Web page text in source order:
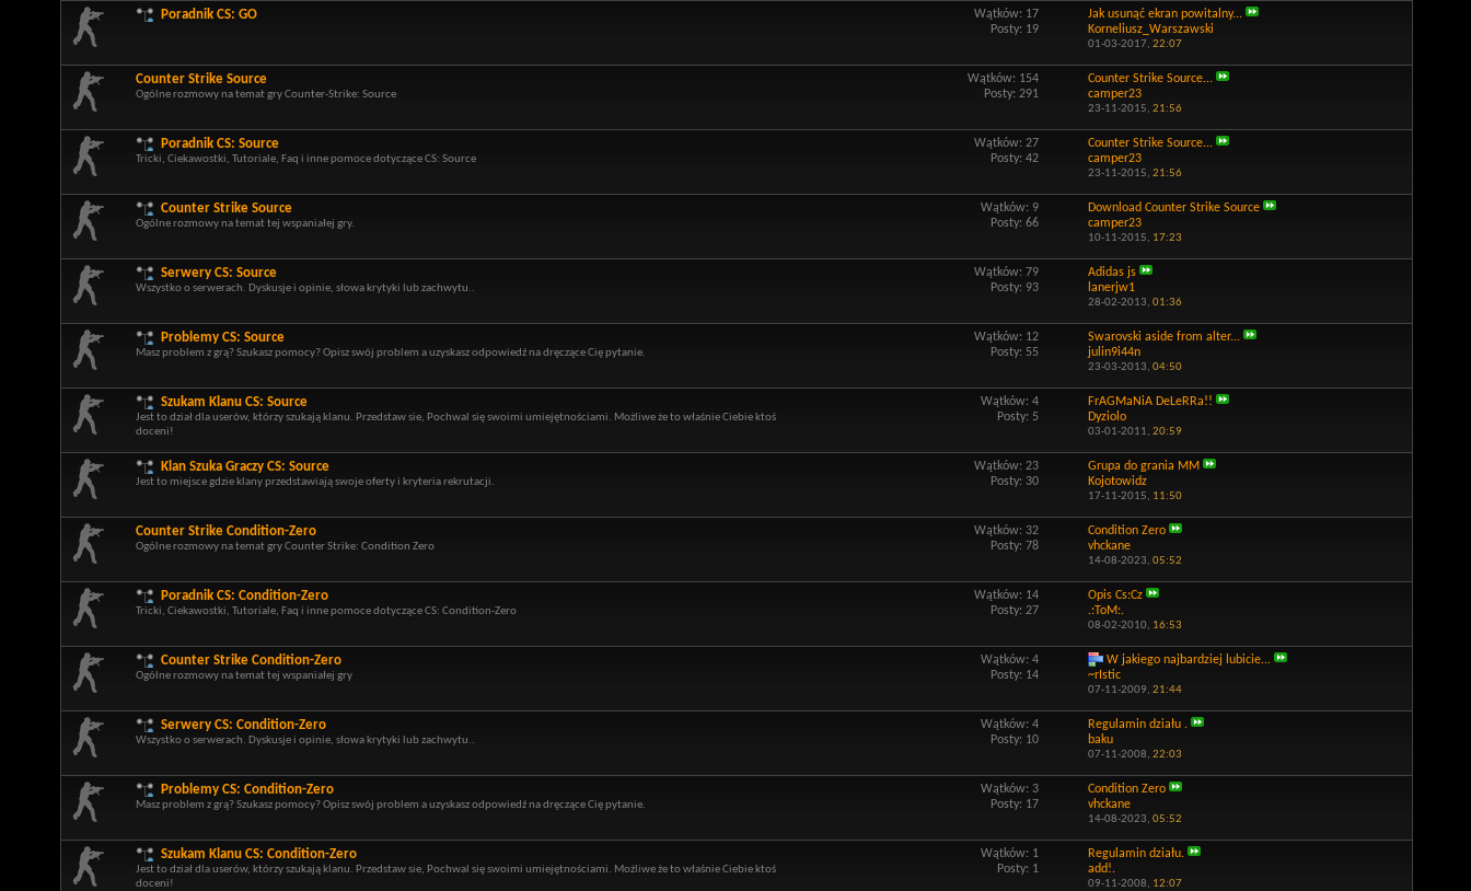
Poradnik CS: GO
Wątków: 17
Posty: 19
Jak usunąć ekran powitalny...
Korneliusz_Warszawski
01-03-2017, 22:07
Counter Strike Source
Ogólne rozmowy na temat gry Counter-Strike: Source
Wątków: 154
Posty: 291
Counter Strike Source...
camper23
23-11-2015, 21:56
Poradnik CS: Source
Tricki, Ciekawostki, Tutoriale, Faq i inne pomoce dotyczące CS: Source
Wątków: 27
Posty: 42
Counter Strike Source...
camper23
23-11-2015, 21:56
Counter Strike Source
Ogólne rozmowy na temat tej wspaniałej gry.
Wątków: 9
Posty: 66
Download Counter Strike Source
camper23
10-11-2015, 17:23
Serwery CS: Source
Wszystko o serwerach. Dyskusje i opinie, słowa krytyki lub zachwytu..
Wątków: 79
Posty: 93
Adidas js
lanerjw1
28-02-2013, 01:36
Problemy CS: Source
Masz problem z grą? Szukasz pomocy? Opisz swój problem a uzyskasz odpowiedź na dręczące Cię pytanie.
Wątków: 12
Posty: 55
Swarovski aside from alter...
julin9i44n
23-03-2013, 04:50
Szukam Klanu CS: Source
Jest to dział dla userów, którzy szukają klanu. Przedstaw sie, Pochwal się swoimi umiejętnościami. Możliwe że to właśnie Ciebie ktoś
doceni!
Wątków: 4
Posty: 5
FrAGMaNiA DeLeRRa!!
Dyziolo
03-01-2011, 20:59
Klan Szuka Graczy CS: Source
Jest to miejsce gdzie klany przedstawiają swoje oferty i kryteria rekrutacji.
Wątków: 23
Posty: 30
Grupa do grania MM
Kojotowidz
17-11-2015, 11:50
Counter Strike Condition-Zero
Ogólne rozmowy na temat gry Counter Strike: Condition Zero
Wątków: 32
Posty: 78
Condition Zero
vhckane
14-08-2023, 05:52
Poradnik CS: Condition-Zero
Tricki, Ciekawostki, Tutoriale, Faq i inne pomoce dotyczące CS: Condition-Zero
Wątków: 14
Posty: 27
Opis Cs:Cz
.:ToM:.
08-02-2010, 16:53
Counter Strike Condition-Zero
Ogólne rozmowy na temat tej wspaniałej gry
Wątków: 4
Posty: 14
W jakiego najbardziej lubicie...
~rIstic
07-11-2009, 21:44
Serwery CS: Condition-Zero
Wszystko o serwerach. Dyskusje i opinie, słowa krytyki lub zachwytu..
Wątków: 4
Posty: 10
Regulamin działu .
baku
07-11-2008, 22:03
Problemy CS: Condition-Zero
Masz problem z grą? Szukasz pomocy? Opisz swój problem a uzyskasz odpowiedź na dręczące Cię pytanie.
Wątków: 3
Posty: 17
Condition Zero
vhckane
14-08-2023, 05:52
Szukam Klanu CS: Condition-Zero
Jest to dział dla userów, którzy szukają klanu. Przedstaw sie, Pochwal się swoimi umiejętnościami. Możliwe że to właśnie Ciebie ktoś
doceni!
Wątków: 1
Posty: 1
Regulamin działu.
add!.
09-11-2008, 12:07